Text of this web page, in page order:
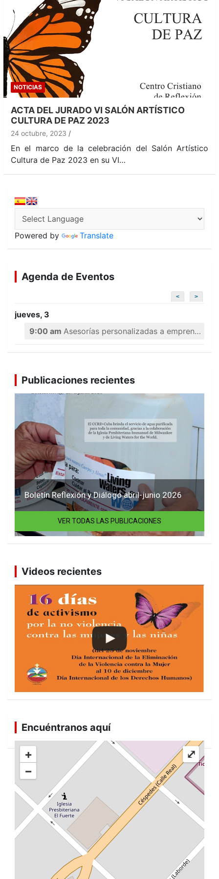
NOTICIAS
ACTA DEL JURADO VI SALÓN ARTÍSTICO
CULTURA DE PAZ 2023
24 octubre, 2023
En el marco de la celebración del Salón Artístico
Cultura de Paz 2023 en su VI…
Powered by Translate
Agenda de Eventos
< >
jueves, 3
9:00 am Asesorías personalizadas a emprendedores
Publicaciones recientes
Boletín Reflexión y Diálogo abril-junio 2026
VER TODAS LAS PUBLICACIONES
Videos recientes
Encuéntranos aquí
+
−
⤢